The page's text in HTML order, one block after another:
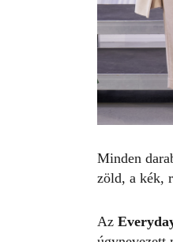
Minden
zöld, a kék,
Az